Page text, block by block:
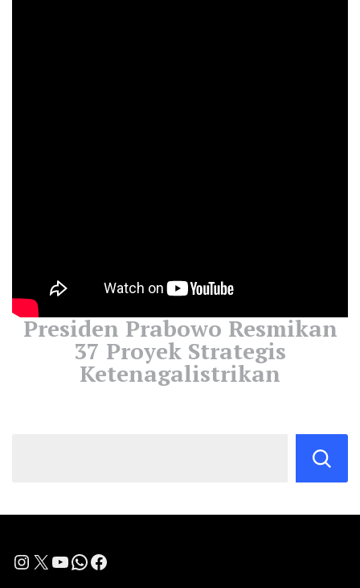
Presiden Prabowo Resmikan
37 Proyek Strategis
Ketenagalistrikan
Instagram
X YouTube
WhatsApp
Facebook